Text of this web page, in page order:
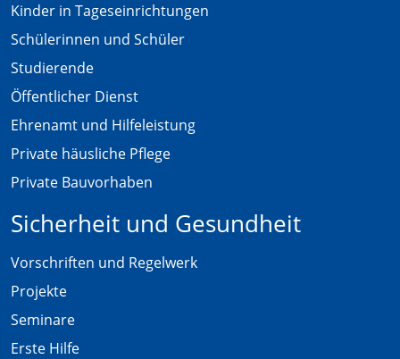
Kinder in Tageseinrichtungen
Schülerinnen und Schüler
Studierende
Öffentlicher Dienst
Ehrenamt und Hilfeleistung
Private häusliche Pflege
Private Bauvorhaben
Sicherheit und Gesundheit
Vorschriften und Regelwerk
Projekte
Seminare
Erste Hilfe